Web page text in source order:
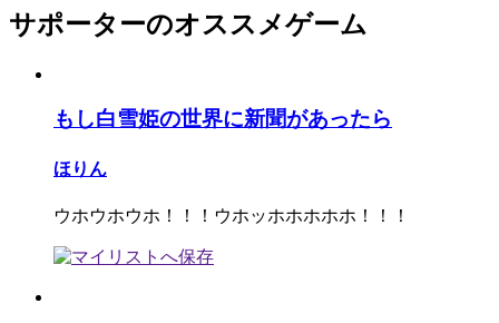
サポーターのオススメゲーム
もし白雪姫の世界に新聞があったら
ほりん
ウホウホウホ！！！ウホッホホホホホ！！！